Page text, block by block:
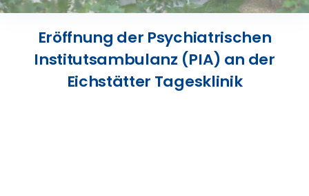
Presse
Kontakt
Eröffnung der Psychiatrischen
Institutsambulanz (PIA) an der
Eichstätter Tagesklinik